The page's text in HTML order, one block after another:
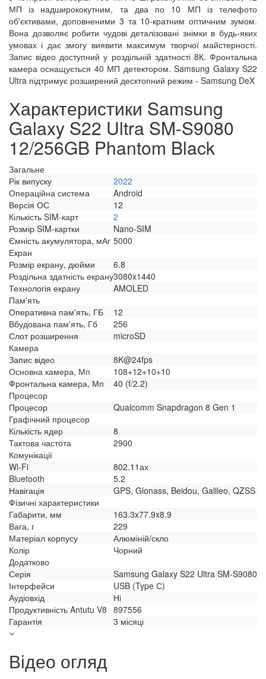
МП із надширококутним, та два по 10 МП із телефото
об'єктивами, доповненими 3 та 10-кратним оптичним зумом.
Вона дозволяє робити чудові деталізовані знімки в будь-яких
умовах і дає змогу виявити максимум творчої майстерності.
Запис відео доступний у роздільній здатності 8К. Фронтальна
камера оснащується 40 МП детектором. Samsung Galaxy S22
Ultra підтримує розширений десктопний режим - Samsung DeX
Характеристики Samsung
Galaxy S22 Ultra SM-S9080
12/256GB Phantom Black
Загальне
Рік випуску
2022
Операційна система
Android
Версія ОС
12
Кількість SIM-карт
2
Розмір SIM-картки
Nano-SIM
Ємність акумулятора, мАг 5000
Екран
Розмір екрану, дюйми
6.8
Роздільна здатність екрану3080x1440
Технологія екрану
AMOLED
Пам'ять
Оперативна пам'ять, ГБ
12
Вбудована пам'ять, Гб
256
Слот розширення
microSD
Камера
Запис відео
8K@24fps
Основна камера, Мп
108+12+10+10
Фронтальна камера, Мп
40 (f/2.2)
Процесор
Процесор
Qualcomm Snapdragon 8 Gen 1
Графічний процесор
Кількість ядер
8
Тактова частота
2900
Комунікації
Wi-Fi
802.11ах
Bluetooth
5.2
Навігація
GPS, Glonass, Beidou, Galileo, QZSS
Фізичні характеристики
Габарити, мм
163.3x77.9x8.9
Вага, г
229
Матеріал корпусу
Алюміній/скло
Колір
Чорний
Додатково
Серія
Samsung Galaxy S22 Ultra SM-S9080
Інтерфейси
USB (Type С)
Аудіовхід
Ні
Продуктивність Antutu V8 897556
Гарантія
3 місяці
Відео огляд